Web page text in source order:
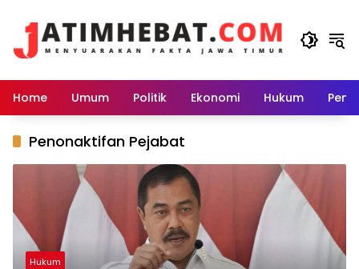
Home Umum Politik Ekonomi Hukum
Penonaktifan Pejabat
Hukum